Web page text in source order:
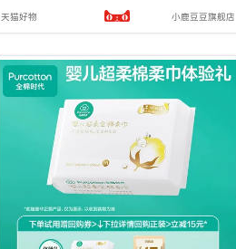
天猫好物 小鹿豆豆旗舰店